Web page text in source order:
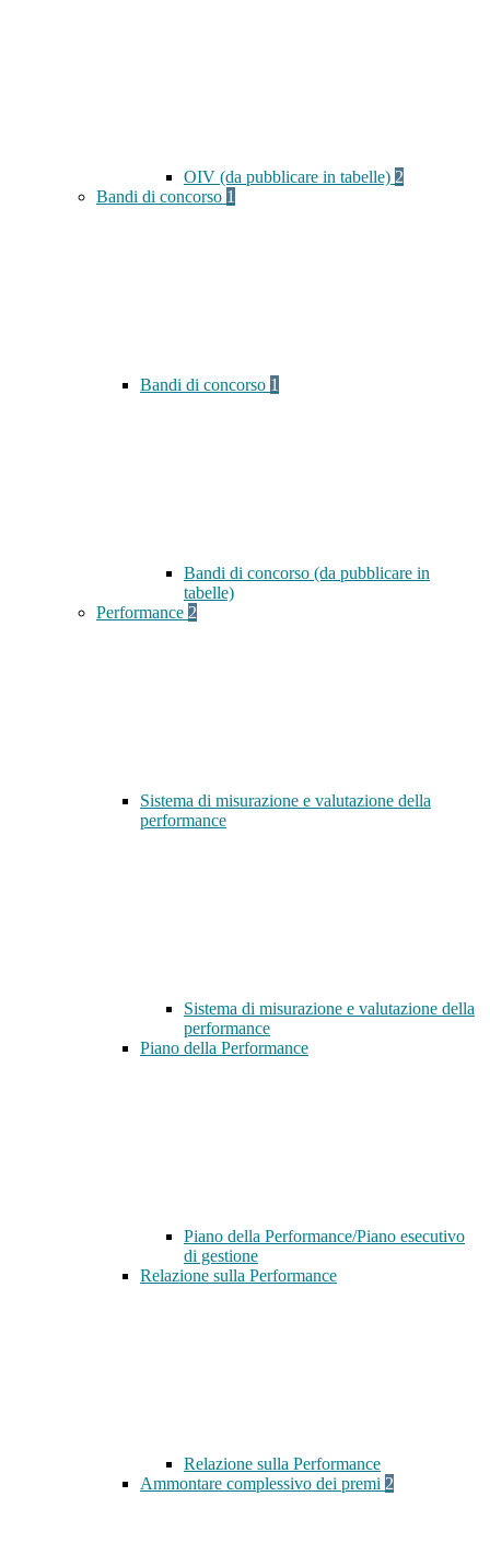
OIV (da pubblicare in tabelle) 2
Bandi di concorso 1
Bandi di concorso 1
Bandi di concorso (da pubblicare in
tabelle)
Performance 2
Sistema di misurazione e valutazione della
performance
Sistema di misurazione e valutazione della
performance
Piano della Performance
Piano della Performance/Piano esecutivo
di gestione
Relazione sulla Performance
Relazione sulla Performance
Ammontare complessivo dei premi 2